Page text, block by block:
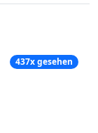
437x gesehen